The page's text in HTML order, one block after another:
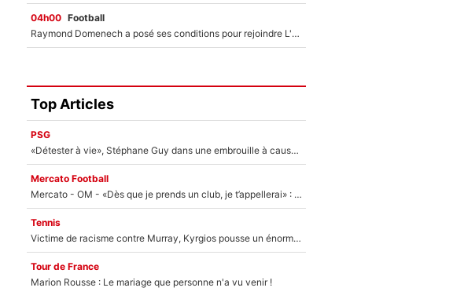
04h00 Football
Raymond Domenech a posé ses conditions pour rejoindre L'EQUIPE du Soir : Il refuse de faire l'émission avec un autre chroniqueur !
Top Articles
PSG
«Détester à vie», Stéphane Guy dans une embrouille à cause du PSG !
Mercato Football
Mercato - OM - «Dès que je prends un club, je t’appellerai» : La promesse de Marcelino au moment de claquer la porte
Tennis
Victime de racisme contre Murray, Kyrgios pousse un énorme coup de gueule !
Tour de France
Marion Rousse : Le mariage que personne n'a vu venir !